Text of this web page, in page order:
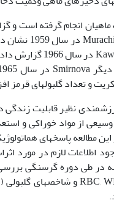
انجام گرفته است و
و تعداد گلبول­های قرمز
نظیر قابلیت
از مواد خوراکی و
در این مطالعه پاسخ­های
اطلاعات لازم در مورد
در طی دوره گرسنگی